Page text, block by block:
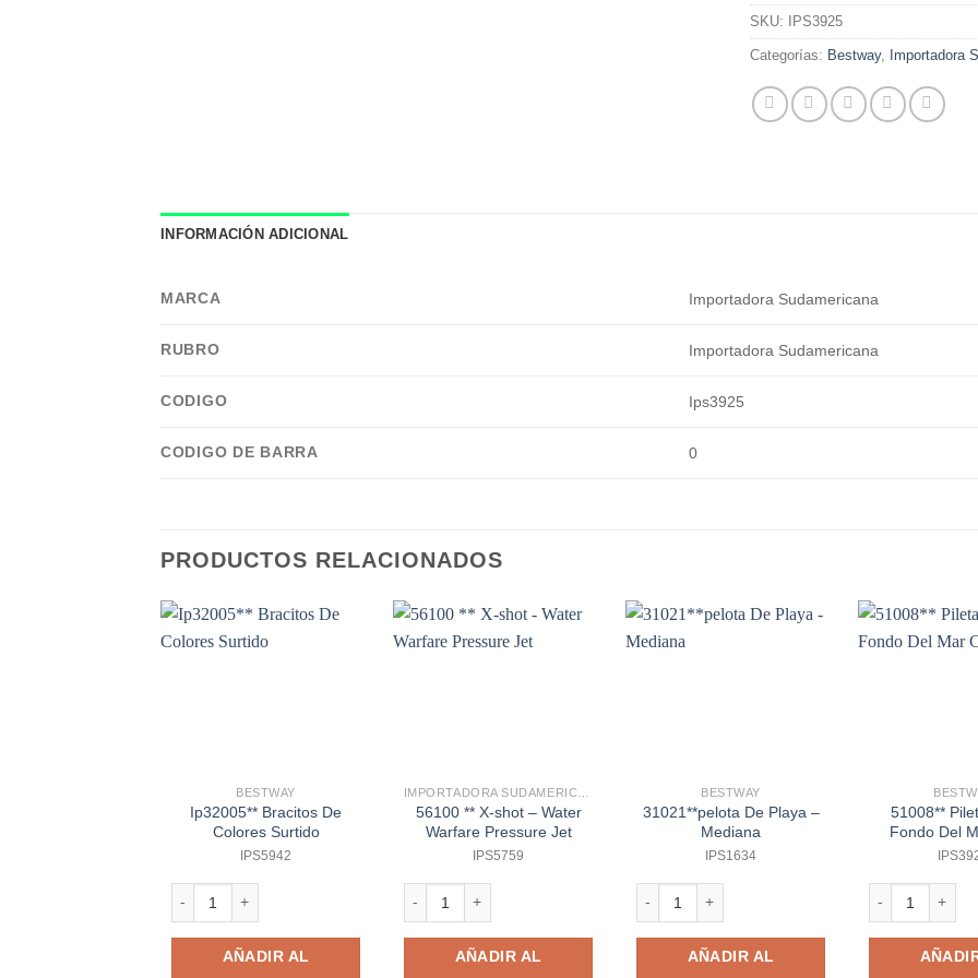
SKU: IPS3925
Categorías: Bestway, Importadora
INFORMACIÓN ADICIONAL
MARCA Importadora Sudamericana
RUBRO Importadora Sudamericana
CODIGO Ips3925
CODIGO DE BARRA 0
PRODUCTOS RELACIONADOS
BESTWAY
Ip32005** Bracitos De
Colores Surtido
IPS5942
AÑADIR AL
56100 ** X-shot – Water
Warfare Pressure Jet
IPS5759
AÑADIR AL
BESTWAY
31021**pelota De Playa –
Mediana
IPS1634
AÑADIR AL
51008**
Fondo Del